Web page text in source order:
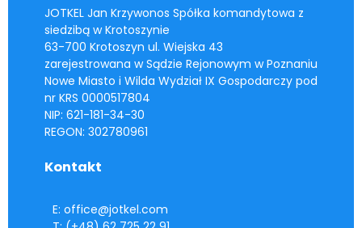
JOTKEL Jan Krzywonos Spółka komandytowa z
siedzibą w Krotoszynie
63-700 Krotoszyn ul. Wiejska 43
zarejestrowana w Sądzie Rejonowym w Poznaniu
Nowe Miasto i Wilda Wydział IX Gospodarczy pod
nr KRS 0000517804
NIP: 621-181-34-30
REGON: 302780961
Kontakt
E: office@jotkel.com